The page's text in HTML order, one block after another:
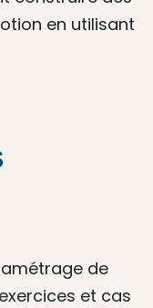
en utilisant
de
et cas